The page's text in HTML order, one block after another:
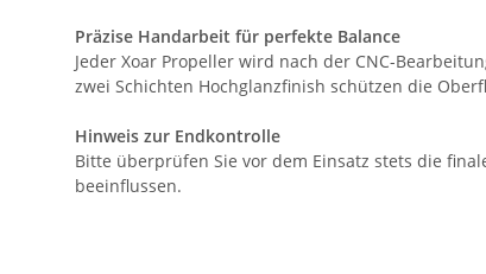
Präzise Handarbeit für perfekte Balance
Jeder Xoar Propeller wird nach der CNC-
zwei Schichten Hochglanzfinish schützen die
Hinweis zur Endkontrolle
Bitte überprüfen Sie vor dem Einsatz stets die
beeinflussen.